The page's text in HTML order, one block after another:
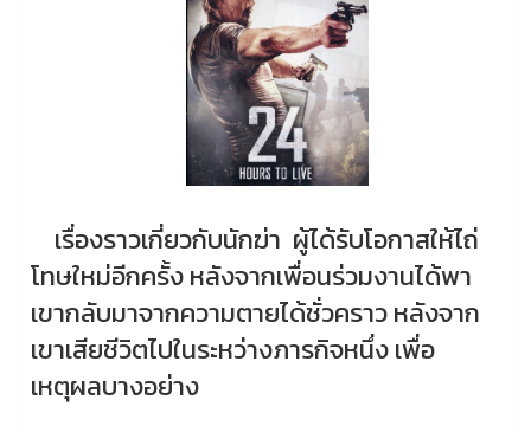
เรื่องราวเกี่ยวกับนักฆ่า ผู้ได้รับโอกาสให้ไถ่
โทษใหม่อีกครั้ง หลังจากเพื่อนร่วมงานได้พา
เขากลับมาจากความตายได้ชั่วคราว หลังจาก
เขาเสียชีวิตไปในระหว่างภารกิจหนึ่ง เพื่อ
เหตุผลบางอย่าง